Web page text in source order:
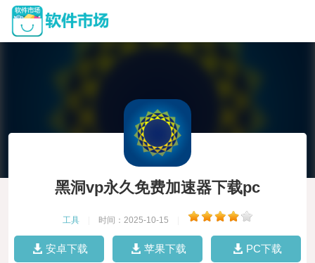
黑洞vp永久免费加速器下载pc
工具 时间：2025-10-15
安卓下载 苹果下载 PC下载